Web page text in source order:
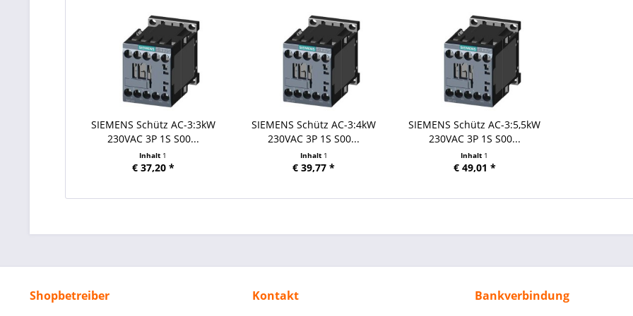
SIEMENS Schütz AC-3:3kW
230VAC 3P 1S S00...
Inhalt 1
€ 37,20 *
SIEMENS Schütz AC-3:4kW
230VAC 3P 1S S00...
Inhalt 1
€ 39,77 *
SIEMENS Schütz AC-3:5,5kW
230VAC 3P 1S S00...
Inhalt 1
€ 49,01 *
Shopbetreiber Kontakt Bankverbindung